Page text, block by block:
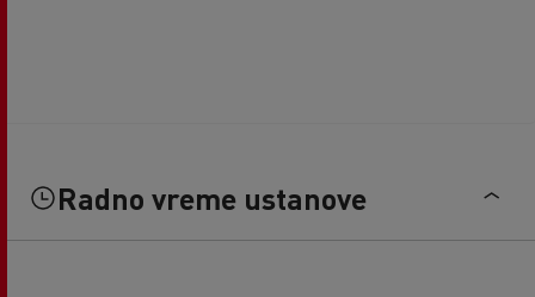
Radno vreme ustanove